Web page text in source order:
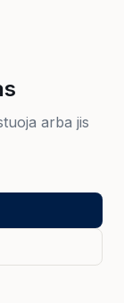
arba jis